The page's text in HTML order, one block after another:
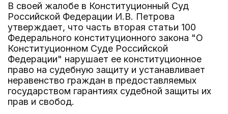
В своей жалобе в Конституционный Суд
Российской Федерации И.В. Петрова
утверждает, что часть вторая статьи 100
Федерального конституционного закона "О
Конституционном Суде Российской
Федерации" нарушает ее конституционное
право на судебную защиту и устанавливает
неравенство граждан в предоставляемых
государством гарантиях судебной защиты их
прав и свобод.